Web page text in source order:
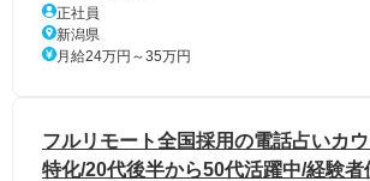
正社員
新潟県
月給24万円～35万円
フルリモート全国採用の電話占いカ
特化/20代後半から50代活躍中/経験者